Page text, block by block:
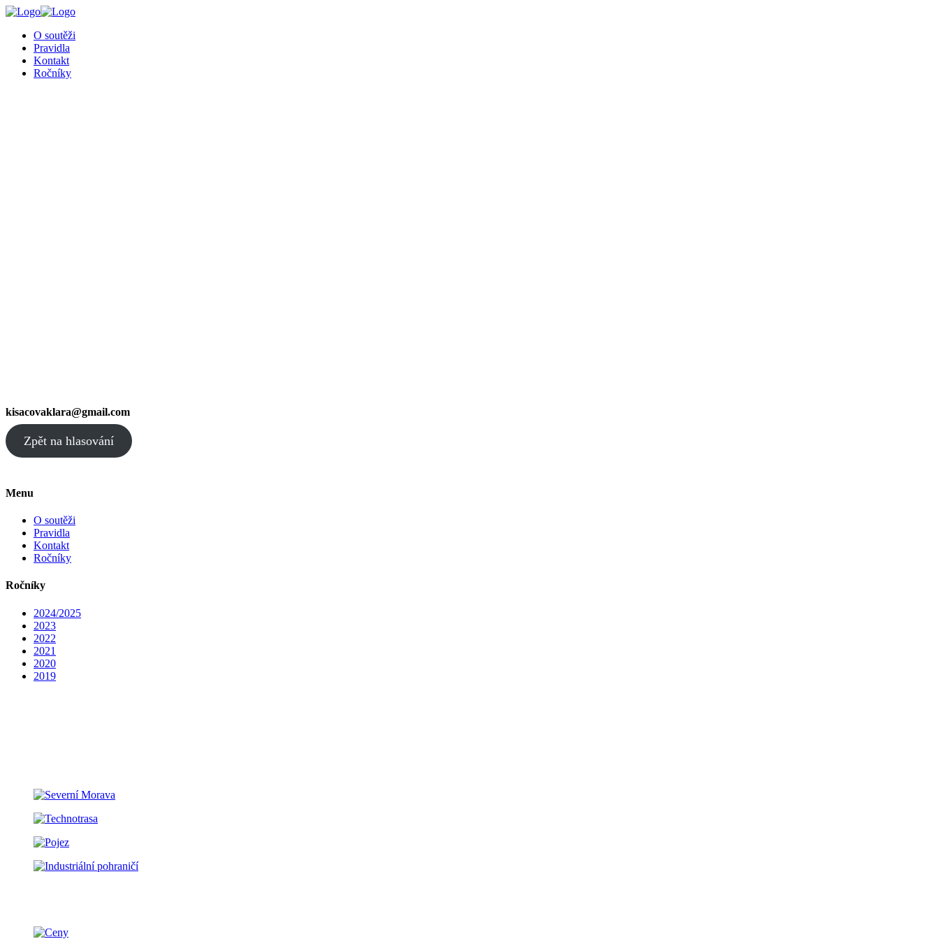
O soutěži
Pravidla
Kontakt
Ročníky
kisacovaklara@gmail.com
Zpět na hlasování
Menu
O soutěži
Pravidla
Kontakt
Ročníky
Ročníky
2024/2025
2023
2022
2021
2020
2019